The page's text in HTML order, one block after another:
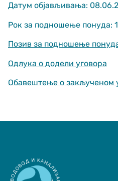
Датум објављивања:
Рок за подношење понуда:
Позив за подношење
Одлука о додели уговора
Обавештење о закљученом
Неопходно
cookies are
They are
In order for us
to improve
the website's